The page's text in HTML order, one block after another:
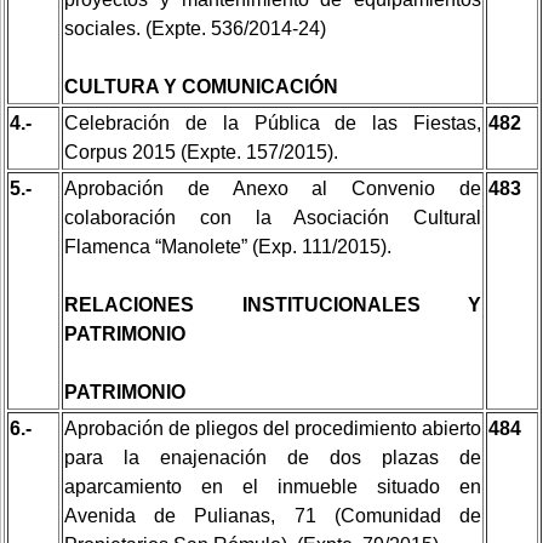
sociales. (Expte. 536/2014-24)
CULTURA Y COMUNICACIÓN
4.-
Celebración de la Pública de las Fiestas,
Corpus 2015 (Expte. 157/2015).
482
5.-
Aprobación de Anexo al Convenio de
colaboración con la Asociación Cultural
Flamenca “Manolete” (Exp. 111/2015).
RELACIONES INSTITUCIONALES Y
PATRIMONIO
PATRIMONIO
483
6.-
Aprobación de pliegos del procedimiento abierto
para la enajenación de dos plazas de
aparcamiento en el inmueble situado en
Avenida de Pulianas, 71 (Comunidad de
484